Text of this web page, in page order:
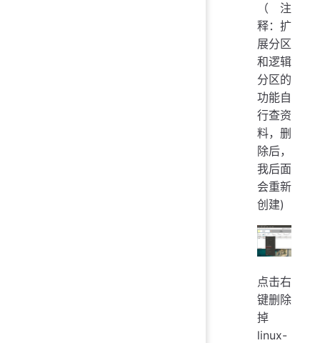
（注
释：扩
展分区
和逻辑
分区的
功能自
行查资
料，删
除后，
我后面
会重新
创建)
点击右
键删除
掉
linux-